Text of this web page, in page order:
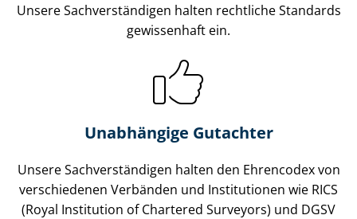
Unsere Sach­ver­stän­di­gen halten rechtliche Standards
gewissenhaft ein.
Unabhängige Gutachter
Unsere Sach­ver­stän­di­gen halten den Ehrencodex von
verschiedenen Verbänden und Institutionen wie RICS
(Royal Institution of Chartered Surveyors) und DGSV